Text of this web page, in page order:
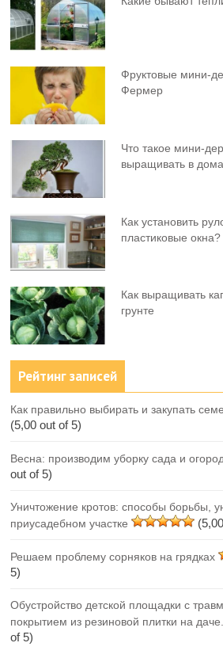
Фруктовыe мини-
Фермер
Что такое мини-
выращивать в
Как установить
пластиковые окна?
Как выращивать
грунте
Рейтинг записей
Как правильно выбирать и закупать
(5,00 out of 5)
Весна: производим уборку сада и
out of 5)
Уничтожение кротов: способы борьбы,
приусадебном участке
Решаем проблему сорняков на грядках
5)
Обустройство детской площадки с
покрытием из резиновой плитки на даче.
of 5)